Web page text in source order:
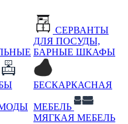
СЕРВАНТЫ
ДЛЯ ПОСУДЫ,
БАРНЫЕ ШКАФЫ
БЕСКАРКАСНАЯ
МЕБЕЛЬ
МЯГКАЯ МЕБЕЛЬ